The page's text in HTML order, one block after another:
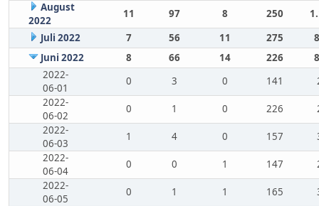
August
2022
11 97 8 250
Juli 2022
7 56 11 275
Juni 2022
8 66 14 226
2022-
06-01
0 3 0 141
2022-
06-02
0 1 0 226
2022-
06-03
1 4 0 157
2022-
06-04
0 0 1 147
2022-
06-05
0 1 1 165